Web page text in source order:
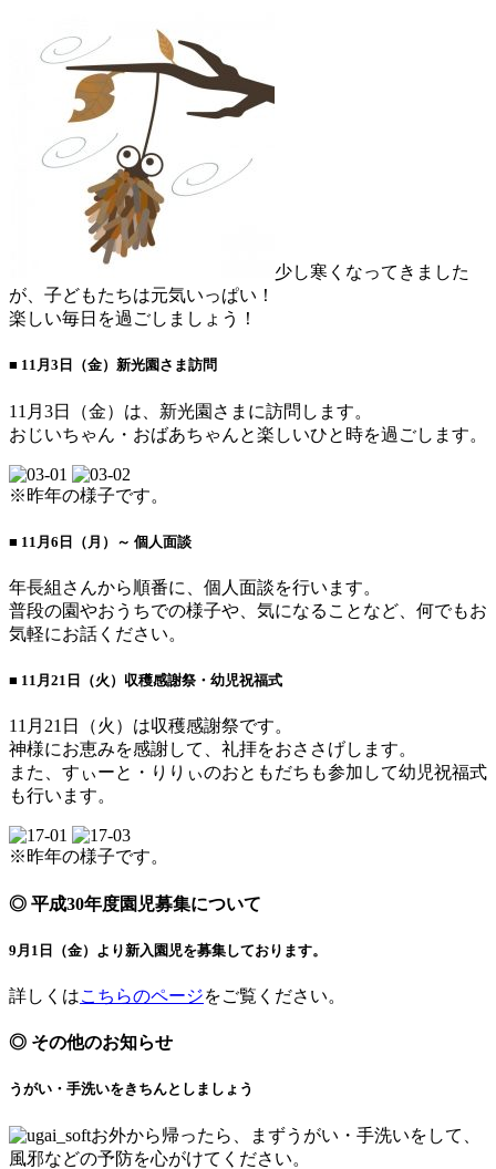
少し寒くなってきました
が、子どもたちは元気いっぱい！
楽しい毎日を過ごしましょう！
■ 11月3日（金）新光園さま訪問
11月3日（金）は、新光園さまに訪問します。
おじいちゃん・おばあちゃんと楽しいひと時を過ごします。
※昨年の様子です。
■ 11月6日（月）～ 個人面談
年長組さんから順番に、個人面談を行います。
普段の園やおうちでの様子や、気になることなど、何でもお
気軽にお話ください。
■ 11月21日（火）収穫感謝祭・幼児祝福式
11月21日（火）は収穫感謝祭です。
神様にお恵みを感謝して、礼拝をおささげします。
また、すぃーと・りりぃのおともだちも参加して幼児祝福式
も行います。
※昨年の様子です。
◎ 平成30年度園児募集について
9月1日（金）より新入園児を募集しております。
詳しくはこちらのページをご覧ください。
◎ その他のお知らせ
うがい・手洗いをきちんとしましょう
お外から帰ったら、まずうがい・手洗いをして、
風邪などの予防を心がけてください。